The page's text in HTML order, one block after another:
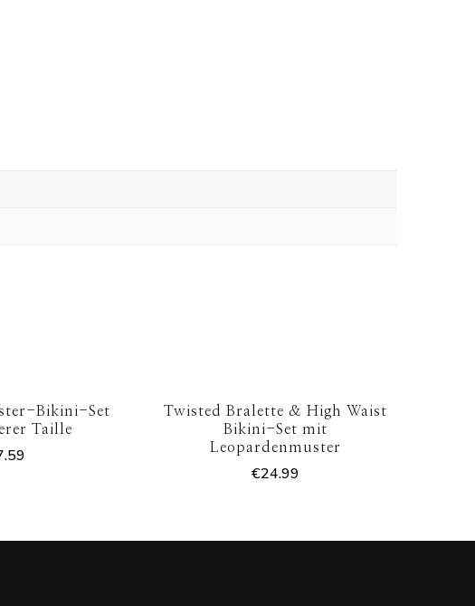
Bikini-Set
Taille
Twisted Bralette & High Waist
Bikini-Set mit
Leopardenmuster
€24.99